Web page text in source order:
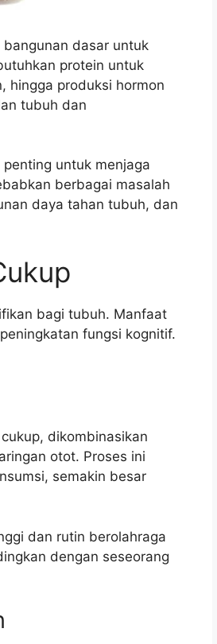
dasar untuk
protein untuk
hingga produksi hormon
tubuh dan
untuk menjaga
berbagai masalah
daya tahan tubuh, dan
bagi tubuh. Manfaat
fungsi kognitif.
dikombinasikan
otot. Proses ini
semakin besar
dan rutin berolahraga
dengan seseorang